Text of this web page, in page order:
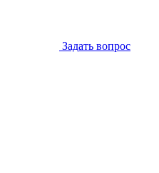
Задать вопрос